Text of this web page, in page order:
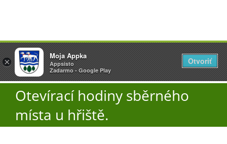
Přeskočit
na
obsah
Úřad
O obci
Otevírací hodiny sběrného
místa u hřiště.
×
Vyžlovka
AppSisto
- In Google Play
Otevřít
×
Moja Appka
Appsisto
Zadarmo - Google Play
Otvoriť